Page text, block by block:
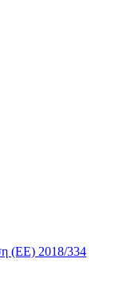
(ΕΕ) 2018/334